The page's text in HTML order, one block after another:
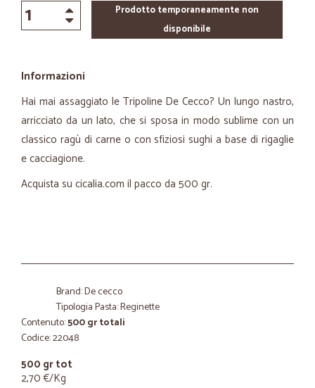
Prodotto temporaneamente non
disponibile
Informazioni
Hai mai assaggiato le Tripoline De Cecco? Un lungo nastro,
arricciato da un lato, che si sposa in modo sublime con un
classico ragù di carne o con sfiziosi sughi a base di rigaglie
e cacciagione.
Acquista su cicalia.com il pacco da 500 gr.
Brand: De cecco
Tipologia Pasta: Reginette
Contenuto:500 gr totali
Codice: 22048
500 gr tot
2,70 €/Kg